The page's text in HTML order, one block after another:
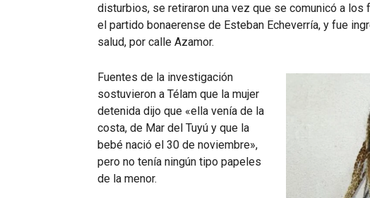
disturbios, se retiraron una vez que se comunicó a los
el partido bonaerense de Esteban Echeverría, y fue
salud, por calle Azamor.
Fuentes de la investigación
sostuvieron a Télam que la mujer
detenida dijo que «ella venía de la
costa, de Mar del Tuyú y que la
bebé nació el 30 de noviembre»,
pero no tenía ningún tipo papeles
de la menor.